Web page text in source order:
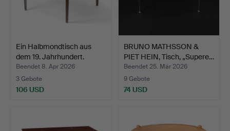
Ein Halbmondtisch aus
dem 19. Jahrhundert.
Beendet 8. Apr 2026
3 Gebote
106 USD
BRUNO MATHSSON &
PIET HEIN, Tisch, „Supere…
Beendet 25. Mär 2026
9 Gebote
74 USD